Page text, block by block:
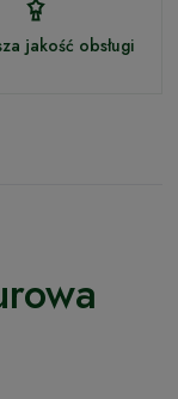
jakość obsługi